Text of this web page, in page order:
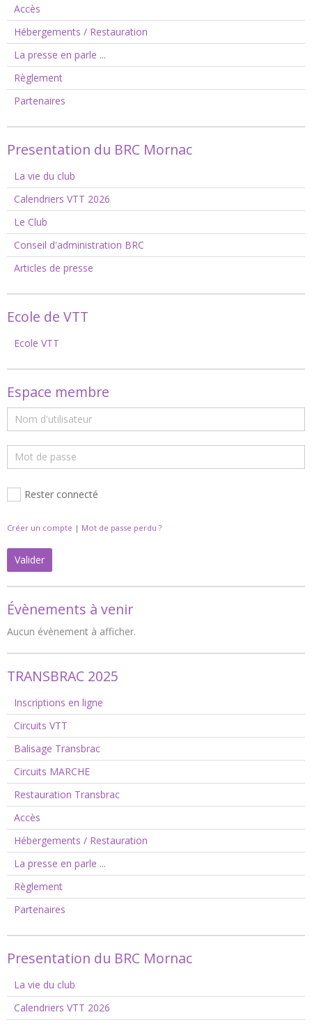
Accès
Hébergements / Restauration
La presse en parle ...
Règlement
Partenaires
Presentation du BRC Mornac
La vie du club
Calendriers VTT 2026
Le Club
Conseil d'administration BRC
Articles de presse
Ecole de VTT
Ecole VTT
Espace membre
Rester connecté
Créer un compte | Mot de passe perdu ?
Valider
Évènements à venir
Aucun évènement à afficher.
TRANSBRAC 2025
Inscriptions en ligne
Circuits VTT
Balisage Transbrac
Circuits MARCHE
Restauration Transbrac
Accès
Hébergements / Restauration
La presse en parle ...
Règlement
Partenaires
Presentation du BRC Mornac
La vie du club
Calendriers VTT 2026